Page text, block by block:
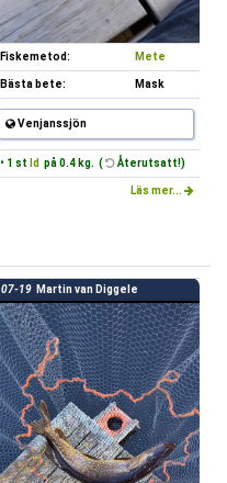
Fiskemetod: Mete
Bästa bete: Mask
Venjanssjön
• 1 st Id på 0.4 kg. ( Återutsatt!)
Läs mer...
07-19 Martin van Diggele